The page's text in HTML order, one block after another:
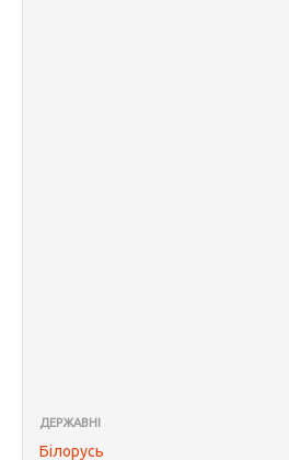
ДЕРЖАВНІ
Білорусь